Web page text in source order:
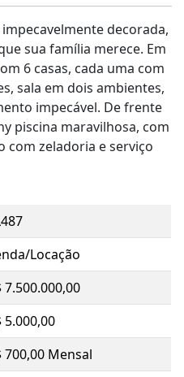
decorada,
sua família merece. Em
6 casas, cada uma com
sala em dois ambientes,
impecável. De frente
piscina maravilhosa, com
com zeladoria e serviço
Locação
7.500.000,00
5.000,00
700,00 Mensal